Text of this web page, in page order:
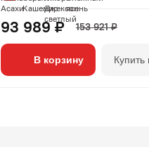
93 989 ₽ 153 921 ₽
В корзину Купить